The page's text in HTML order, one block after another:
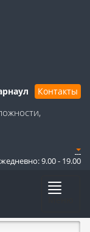
Контакты
9.00 - 19.00